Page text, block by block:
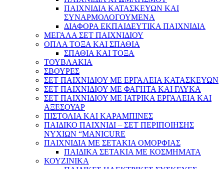
ΠΑΙΧΝΙΔΙΑ ΚΑΤΑΣΚΕΥΩΝ ΚΑΙ
ΣΥΝΑΡΜΟΛΟΓΟΥΜΕΝΑ
ΔΙΑΦΟΡΑ ΕΚΠΑΙΔΕΥΤΙΚΑ ΠΑΙΧΝΙΔΙΑ
ΜΕΓΑΛΑ ΣΕΤ ΠΑΙΧΝΙΔΙΟΥ
ΟΠΛΑ ΤΟΞΑ ΚΑΙ ΣΠΑΘΙΑ
ΣΠΑΘΙΑ ΚΑΙ ΤΟΞΑ
ΤΟΥΒΛΑΚΙΑ
ΣΒΟΥΡΕΣ
ΣΕΤ ΠΑΙΧΝΙΔΙΟΥ ΜΕ ΕΡΓΑΛΕΙΑ ΚΑΤΑΣΚΕΥΩΝ
ΣΕΤ ΠΑΙΧΝΙΔΙΟΥ ΜΕ ΦΑΓΗΤΑ ΚΑΙ ΓΛΥΚΑ
ΣΕΤ ΠΑΙΧΝΙΔΙΟΥ ΜΕ ΙΑΤΡΙΚΑ ΕΡΓΑΛΕΙΑ ΚΑΙ
ΑΞΕΣΟΥΑΡ
ΠΙΣΤΟΛΙΑ ΚΑΙ ΚΑΡΑΜΠΙΝΕΣ
ΠΑΙΔΙΚΟ ΠΑΙΧΝΙΔΙ – ΣΕΤ ΠΕΡΙΠΟΙΗΣΗΣ
ΝΥΧΙΩΝ “MANICURE
ΠΑΙΧΝΙΔΙΑ ΜΕ ΣΕΤΑΚΙΑ ΟΜΟΡΦΙΑΣ
ΠΑΙΔΙΚΑ ΣΕΤΑΚΙΑ ΜΕ ΚΟΣΜΗΜΑΤΑ
ΚΟΥΖΙΝΙΚΑ